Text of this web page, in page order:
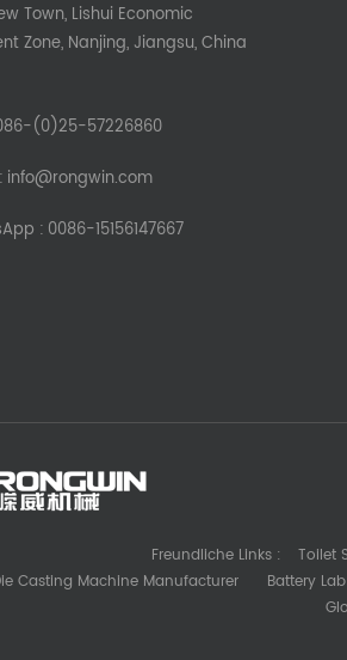
Town, Lishui Economic
Zone, Nanjing, Jiangsu, China
(0)25-57226860
info@rongwin.com
: 0086-15156147667
Freundliche Links : Toilet
Casting Machine Manufacturer
Battery